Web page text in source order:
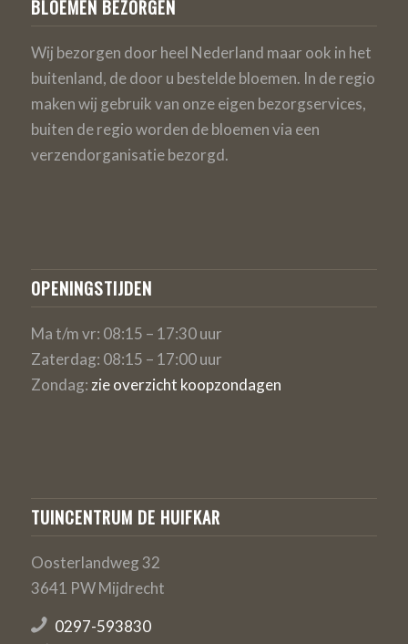
BLOEMEN BEZORGEN
Wij bezorgen door heel Nederland maar ook in het
buitenland, de door u bestelde bloemen. In de regio
maken wij gebruik van onze eigen bezorgservices,
buiten de regio worden de bloemen via een
verzendorganisatie bezorgd.
OPENINGSTIJDEN
Ma t/m vr: 08:15 – 17:30 uur
Zaterdag: 08:15 – 17:00 uur
Zondag: zie overzicht koopzondagen
TUINCENTRUM DE HUIFKAR
Oosterlandweg 32
3641 PW Mijdrecht
0297-593830